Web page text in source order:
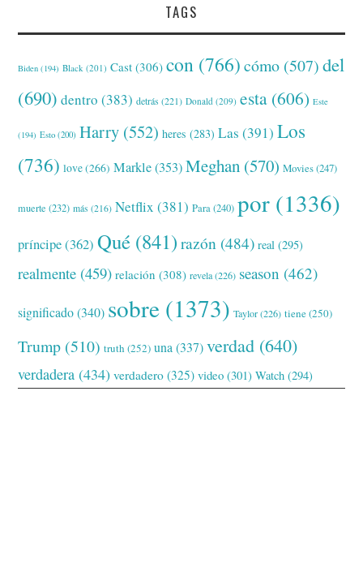
TAGS
Biden (194) Black (201) Cast (306) con (766) cómo (507) del
(690) dentro (383) detrás (221) Donald (209) esta (606) Este
(194) Esto (200) Harry (552) heres (283) Las (391) Los
(736) love(266) Markle(353) Meghan (570) Movies(247)
muerte (232) más (216) Netflix (381) Para(240) por (1336)
príncipe(362) Qué (841) razón (484) real (295)
realmente (459) relación (308) revela(226) season (462)
significado(340) sobre (1373) Taylor(226) tiene(250)
Trump (510) truth (252) una (337) verdad (640)
verdadera (434) verdadero (325) video (301) Watch (294)